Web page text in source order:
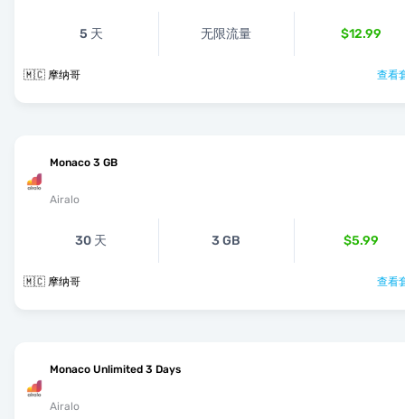
5 天 无限流量 $12.99
🇲🇨 摩纳哥 查看
Monaco 3 GB
Airalo
30 天 3 GB $5.99
🇲🇨 摩纳哥 查看
Monaco Unlimited 3 Days
Airalo